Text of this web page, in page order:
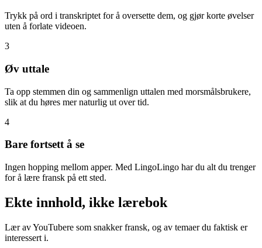
Trykk på ord i transkriptet for å oversette dem, og gjør korte øvelser
uten å forlate videoen.
3
Øv uttale
Ta opp stemmen din og sammenlign uttalen med morsmålsbrukere,
slik at du høres mer naturlig ut over tid.
4
Bare fortsett å se
Ingen hopping mellom apper. Med LingoLingo har du alt du trenger
for å lære fransk på ett sted.
Ekte innhold, ikke lærebok
Lær av YouTubere som snakker fransk, og av temaer du faktisk er
interessert i.